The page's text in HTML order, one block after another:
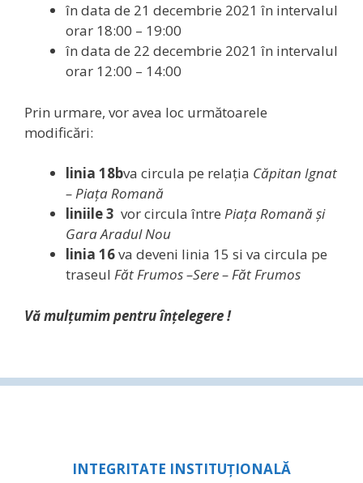
în data de 21 decembrie 2021 în intervalul
orar 18:00 – 19:00
în data de 22 decembrie 2021 în intervalul
orar 12:00 – 14:00
Prin urmare, vor avea loc următoarele
modificări:
linia 18bva circula pe relaţia Căpitan Ignat
–Piața Romană
liniile 3 vor circula între Piața Romană și
Gara Aradul Nou
linia 16va deveni linia 15 si va circula pe
traseul Făt Frumos –Sere – Făt Frumos
Vă mulţumim pentru înţelegere !
INTEGRITATE INSTITUȚIONALĂ